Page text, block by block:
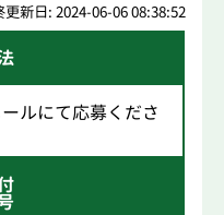
更新日: 2024-06-06 08:38:52
ルにて応募くださ